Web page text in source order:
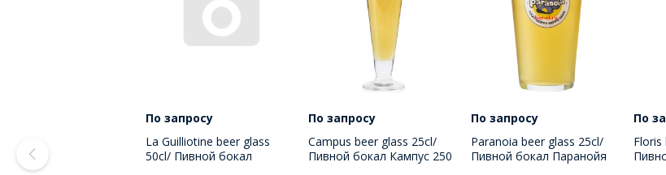
По запросу
La Guilliotine beer glass
50cl/ Пивной бокал
По запросу
Campus beer glass 25cl/
Пивной бокал Кампус 250
По запросу
Paranoia beer glass 25cl/
Пивной бокал Паранойя
По
Floris